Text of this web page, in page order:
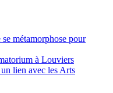
métamorphose pour
à Louviers
lien avec les Arts